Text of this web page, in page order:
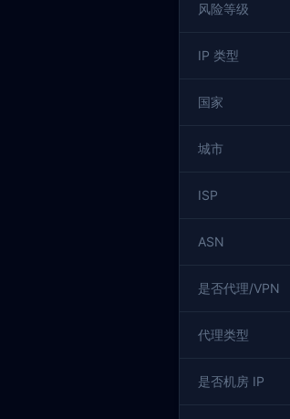
风险等级
IP 类型
国家
城市
ISP
ASN
是否代理/VPN
代理类型
是否机房 IP